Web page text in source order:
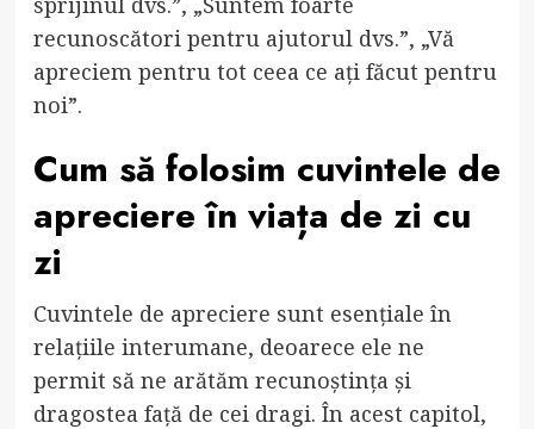
recunoscători pentru ajutorul dvs.”, „Vă
apreciem pentru tot ceea ce ați făcut pentru
noi”.
Cum să folosim cuvintele de
apreciere în viața de zi cu
zi
Cuvintele de apreciere sunt esențiale în
relațiile interumane, deoarece ele ne
permit să ne arătăm recunoștința și
dragostea față de cei dragi. În acest capitol,